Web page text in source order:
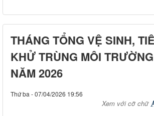
THÁNG TỔNG VỆ SINH,
KHỬ TRÙNG MÔI
NĂM 2026
Thứ ba - 07/04/2026 19:56
Xem với cỡ chữ